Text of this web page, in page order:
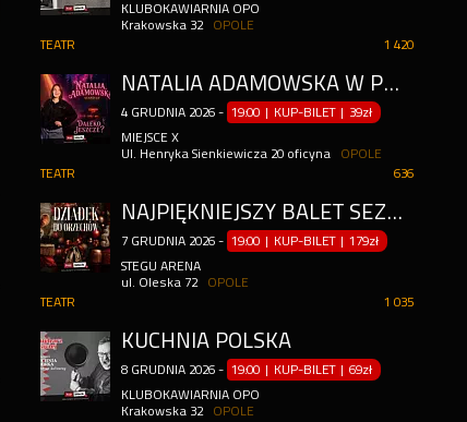
KLUBOKAWIARNIA OPO
Krakowska 32
OPOLE
1 420
TEATR
NATALIA ADAMOWSKA W PROGRAMIE "DALEKO JESZCZE"
4 GRUDNIA 2026 - 19:00 | KUP-BILET | 39zł
MIEJSCE X
Ul. Henryka Sienkiewicza 20 oficyna
OPOLE
636
TEATR
NAJPIĘKNIEJSZY BALET SEZONU ŚWIĄTECZNEGO!
7 GRUDNIA 2026 - 19:00 | KUP-BILET |179zł
STEGU ARENA
ul. Oleska 72
OPOLE
1 035
TEATR
KUCHNIA POLSKA
8 GRUDNIA 2026 - 19:00 | KUP-BILET |69zł
KLUBOKAWIARNIA OPO
Krakowska 32
OPOLE